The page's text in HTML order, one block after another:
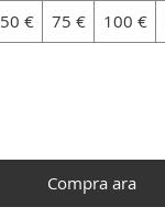
50 € 75 € 100 €
Compra ara